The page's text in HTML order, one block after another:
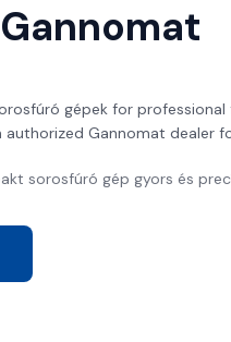
Gannomat
gépek for professional
Gannomat dealer
sorosfúró gép gyors és